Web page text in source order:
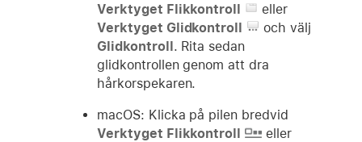
Verktyget Flikkontroll
eller
Verktyget Glidkontroll
och välj
Glidkontroll. Rita sedan
glidkontrollen genom att dra
hårkorspekaren.
macOS: Klicka på pilen bredvid
Verktyget Flikkontroll
eller